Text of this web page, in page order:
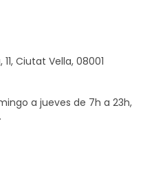
Ciutat Vella, 08001
a jueves de 7h a 23h,